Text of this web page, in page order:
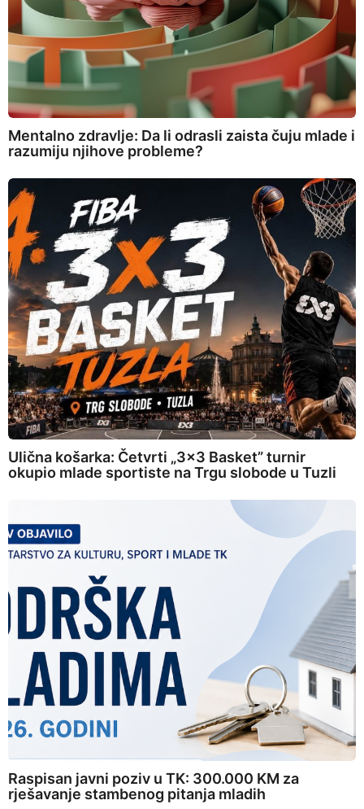
Mentalno zdravlje: Da li odrasli zaista čuju mlade i
razumiju njihove probleme?
Ulična košarka: Četvrti „3×3 Basket” turnir
okupio mlade sportiste na Trgu slobode u Tuzli
Raspisan javni poziv u TK: 300.000 KM za
rješavanje stambenog pitanja mladih